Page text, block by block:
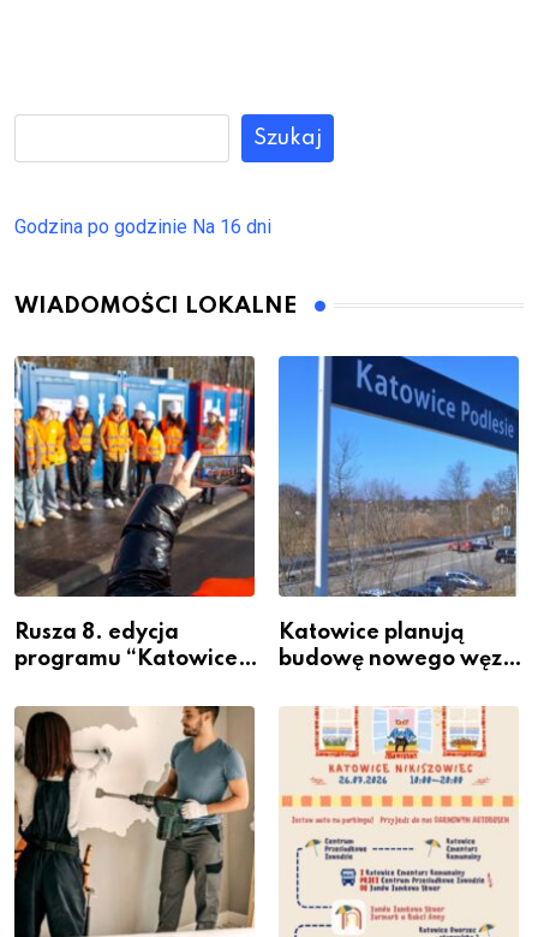
Szukaj
Godzina po godzinie Na 16 dni
WIADOMOŚCI LOKALNE
Rusza 8. edycja
programu “Katowice
– nabór dla
przedsiębiorców
Katowice planują
budowę nowego węzła
Podlesiu